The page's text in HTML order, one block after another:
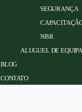
SEGURANÇA
NBR
ALUGUEL DE
BLOG
CONTATO